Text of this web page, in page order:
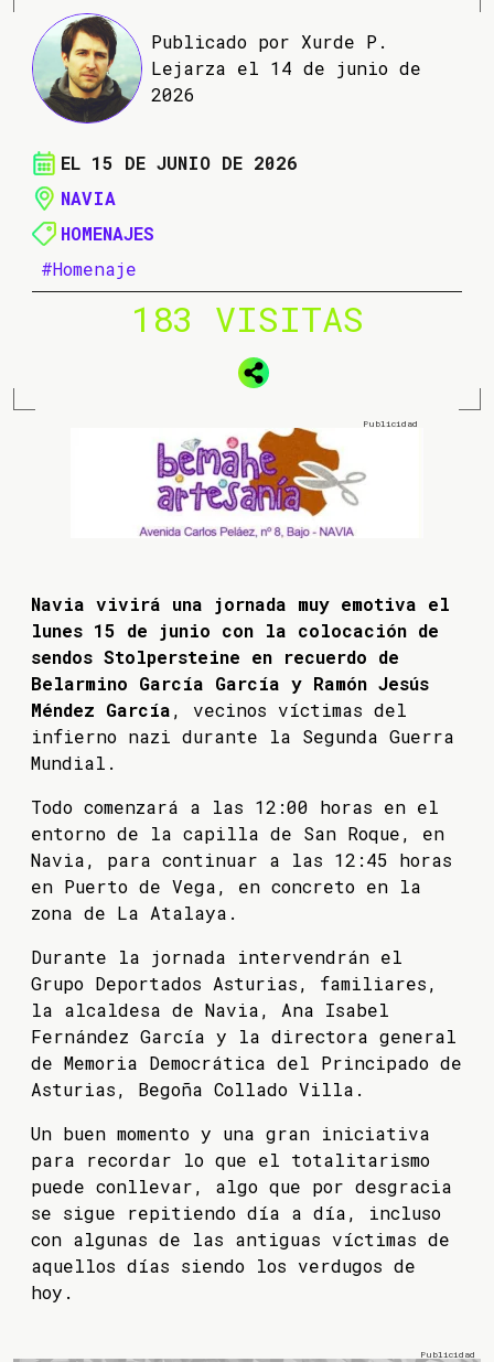
Publicado por Xurde P.
Lejarza el 14 de junio de
2026
EL 15 DE JUNIO DE 2026
NAVIA
HOMENAJES
#Homenaje
183 VISITAS
Navia vivirá una jornada muy emotiva el
lunes 15 de junio con la colocación de
sendos Stolpersteine en recuerdo de
Belarmino García García y Ramón Jesús
Méndez García, vecinos víctimas del
infierno nazi durante la Segunda Guerra
Mundial.
Todo comenzará a las 12:00 horas en el
entorno de la capilla de San Roque, en
Navia, para continuar a las 12:45 horas
en Puerto de Vega, en concreto en la
zona de La Atalaya.
Durante la jornada intervendrán el
Grupo Deportados Asturias, familiares,
la alcaldesa de Navia, Ana Isabel
Fernández García y la directora general
de Memoria Democrática del Principado de
Asturias, Begoña Collado Villa.
Un buen momento y una gran iniciativa
para recordar lo que el totalitarismo
puede conllevar, algo que por desgracia
se sigue repitiendo día a día, incluso
con algunas de las antiguas víctimas de
aquellos días siendo los verdugos de
hoy.